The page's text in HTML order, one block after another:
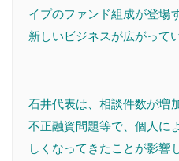
イプのファンド組成が登場
新しいビジネスが広がって
石井代表は、相談件数が増
不正融資問題等で、個人に
しくなってきたことが影響